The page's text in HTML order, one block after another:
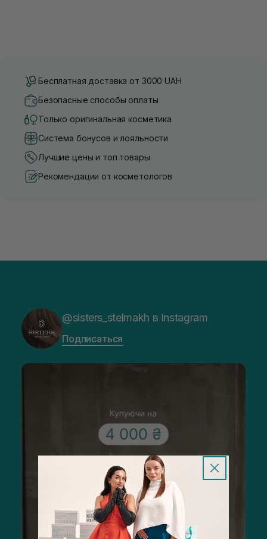
Бесплатная доставка от 3000 UAH
Безопасные способы оплаты
Только оригинальная косметика
Система бонусов и лояльности
Лучшие цены и топ товары
Рекомендации от косметологов
@sisters_stelmakh в Instagram
Подписаться